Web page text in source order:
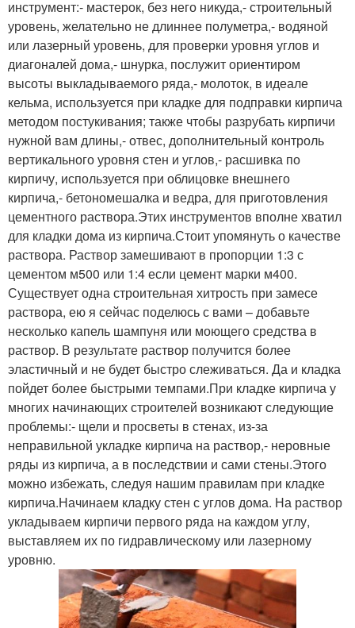
инструмент:- мастерок, без него никуда,- строительный
уровень, желательно не длиннее полуметра,- водяной
или лазерный уровень, для проверки уровня углов и
диагоналей дома,- шнурка, послужит ориентиром
высоты выкладываемого ряда,- молоток, в идеале
кельма, используется при кладке для подправки кирпича
методом постукивания; также чтобы разрубать кирпичи
нужной вам длины,- отвес, дополнительный контроль
вертикального уровня стен и углов,- расшивка по
кирпичу, используется при облицовке внешнего
кирпича,- бетономешалка и ведра, для приготовления
цементного раствора.Этих инструментов вполне хватил
для кладки дома из кирпича.Стоит упомянуть о качестве
раствора. Раствор замешивают в пропорции 1:3 с
цементом м500 или 1:4 если цемент марки м400.
Существует одна строительная хитрость при замесе
раствора, ею я сейчас поделюсь с вами – добавьте
несколько капель шампуня или моющего средства в
раствор. В результате раствор получится более
эластичный и не будет быстро слеживаться. Да и кладка
пойдет более быстрыми темпами.При кладке кирпича у
многих начинающих строителей возникают следующие
проблемы:- щели и просветы в стенах, из-за
неправильной укладке кирпича на раствор,- неровные
ряды из кирпича, а в последствии и сами стены.Этого
можно избежать, следуя нашим правилам при кладке
кирпича.Начинаем кладку стен с углов дома. На раствор
укладываем кирпичи первого ряда на каждом углу,
выставляем их по гидравлическому или лазерному
уровню.